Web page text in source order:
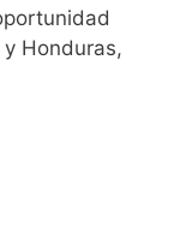
Honduras,